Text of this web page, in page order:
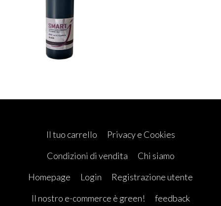
Il tuo carrello
Privacy e Cookies
Condizioni di vendita
Chi siamo
Homepage
Login
Registrazione utente
Il nostro e-commerce è green!
feedback